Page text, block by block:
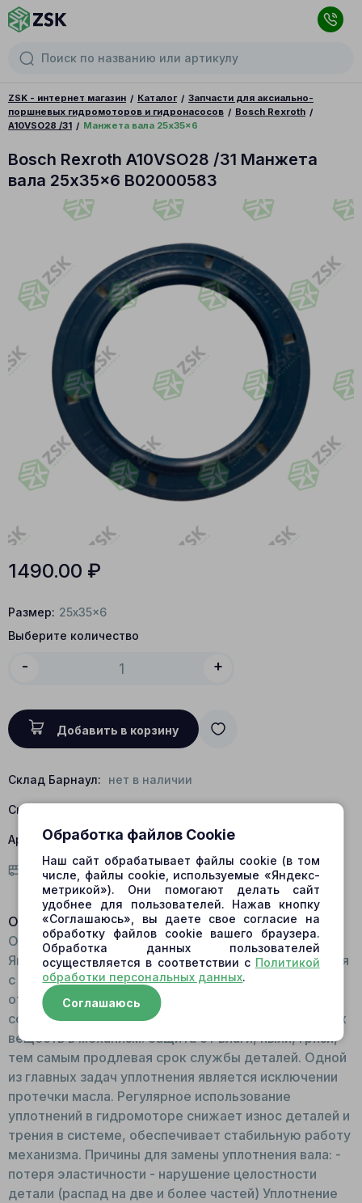
ZSK - интернет магазин Каталог
Запчасти для аксиально-
поршневых гидромоторов и гидронасосов
Bosch Rexroth
A10VSO28 /31
Манжета вала 25x35x6
Bosch Rexroth A10VSO28 /31 Манжета
вала 25x35x6 B02000583
1490.00 ₽
Размер: 25x35x6
Выберите количество
- +
Добавить в корзину
Склад Барнаул: нет в наличии
Склад Центральный:
Артикул: B02000583; F0B-0002; R910988019
Условия доставки
Описание:
Общий вид: Резиновое кольцо. Принцип работы:
Является торцевым уплотнителем. Устанавливается
с торца гидронасоса/гидромотора, на выходном
отверстии вала. Функции: Создание герметичности
соединений, предотвращая попадание посторонних
веществ в механизм. Защита от влаги, пыли, грязи,
тем самым продлевая срок службы деталей. Одной
из главных задач уплотнения является исключении
протечки масла. Регулярное использование
уплотнений в гидромоторе снижает износ деталей и
трения в системе, обеспечивает стабильную работу
механизма. Причины для замены уплотнения вала: -
потеря эластичности - нарушение целостности
детали (распад на две и более частей) Уплотнение
Обработка файлов Cookie
Наш сайт обрабатывает файлы cookie (в том
числе, файлы cookie, используемые «Яндекс-
метрикой»). Они помогают делать сайт
удобнее для пользователей. Нажав кнопку
«Соглашаюсь», вы даете свое согласие на
обработку файлов cookie вашего браузера.
Обработка данных пользователей
осуществляется в соответствии с Политикой
обработки персональных данных.
Соглашаюсь